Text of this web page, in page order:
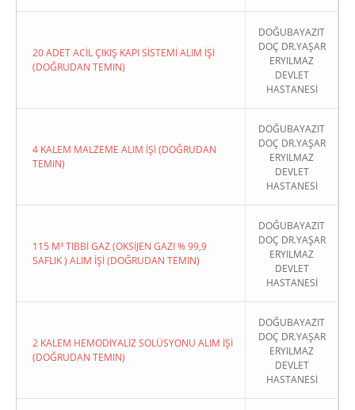
20 ADET ACİL ÇIKIŞ KAPI SİSTEMİ ALIM İŞİ
(DOĞRUDAN TEMIN)
DOĞUBAYAZIT
DOÇ DR.YAŞAR
ERYILMAZ
DEVLET
HASTANESİ
4 KALEM MALZEME ALIM İŞİ (DOĞRUDAN
TEMIN)
DOĞUBAYAZIT
DOÇ DR.YAŞAR
ERYILMAZ
DEVLET
HASTANESİ
115 M³ TIBBİ GAZ (OKSİJEN GAZI % 99,9
SAFLIK ) ALIM İŞİ (DOĞRUDAN TEMIN)
DOĞUBAYAZIT
DOÇ DR.YAŞAR
ERYILMAZ
DEVLET
HASTANESİ
2 KALEM HEMODİYALİZ SOLÜSYONU ALIM İŞİ
(DOĞRUDAN TEMIN)
DOĞUBAYAZIT
DOÇ DR.YAŞAR
ERYILMAZ
DEVLET
HASTANESİ